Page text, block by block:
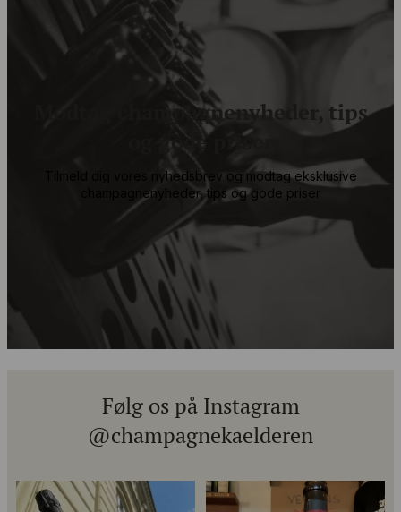
Modtag champagnenyheder, tips
og gode priser
Tilmeld dig vores nyhedsbrev og modtag eksklusive
champagnenyheder, tips og gode priser
Tilmeld
Følg os på Instagram
@champagnekaelderen
Kun 8 billetter tilbage til vores
Mød Gaspard Brochet 333.F Brut